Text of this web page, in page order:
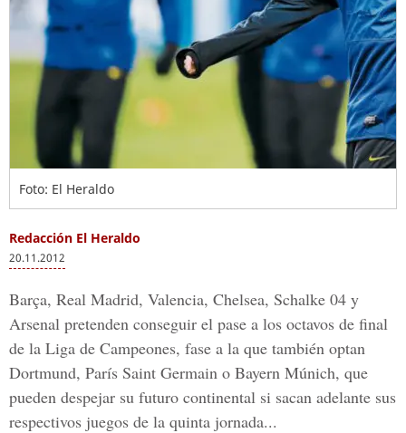
Foto: El Heraldo
Redacción El Heraldo
20.11.2012
Barça, Real Madrid, Valencia, Chelsea, Schalke 04 y
Arsenal pretenden conseguir el pase a los octavos de final
de la Liga de Campeones, fase a la que también optan
Dortmund, París Saint Germain o Bayern Múnich, que
pueden despejar su futuro continental si sacan adelante sus
respectivos juegos de la quinta jornada...